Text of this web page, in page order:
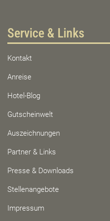
Service & Links
Kontakt
Anreise
Hotel-Blog
Gutscheinwelt
Auszeichnungen
Partner & Links
Presse & Downloads
Stellenangebote
Impressum